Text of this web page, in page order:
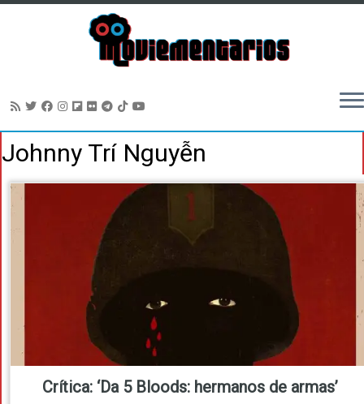
alJohnny Trí Nguyễn
Crítica: ‘Da 5 Bloods: hermanos de armas’